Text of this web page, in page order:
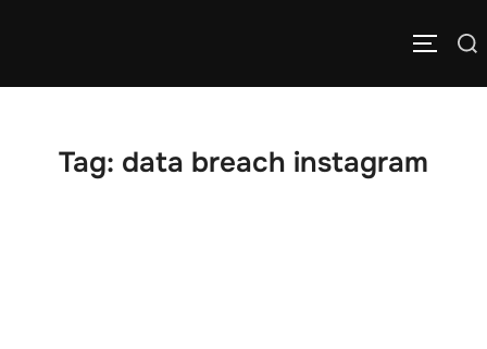
Cerca APRI/
Tag: data breach instagram